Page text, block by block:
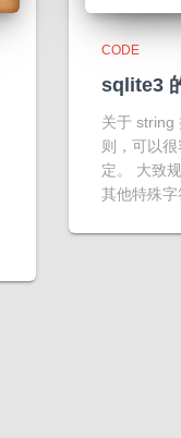
CODE
sqlite3
关于 string
则，可以
定。 大致
其他特殊字